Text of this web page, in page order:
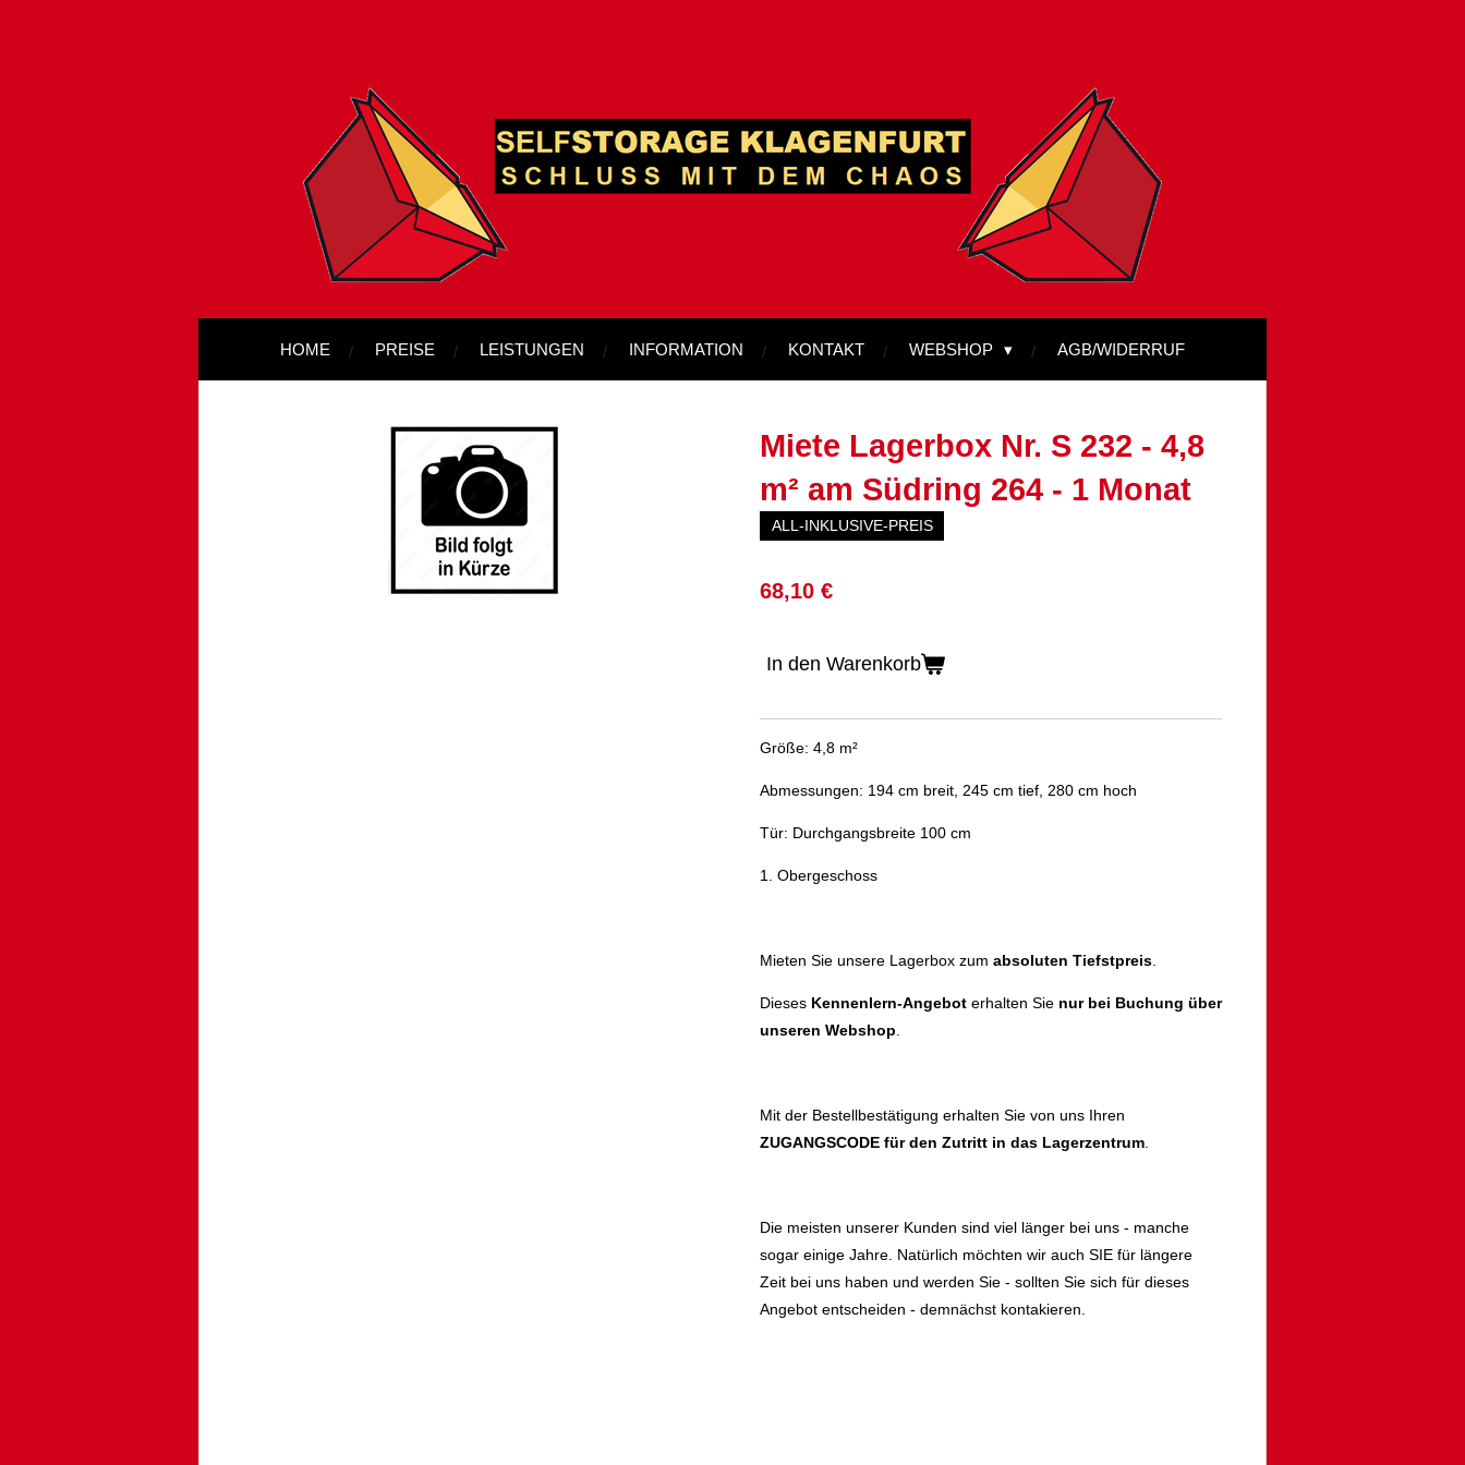
HOME PREISE LEISTUNGEN INFORMATION KONTAKT WEBSHOP AGB/WIDERRUF
Miete Lagerbox Nr. S 232 - 4,8
m² am Südring 264 - 1 Monat
ALL-INKLUSIVE-PREIS
68,10 €
In den Warenkorb
Größe: 4,8 m²
Abmessungen: 194 cm breit, 245 cm tief, 280 cm hoch
Tür: Durchgangsbreite 100 cm
1. Obergeschoss
Mieten Sie unsere Lagerbox zum absoluten Tiefstpreis.
Dieses Kennenlern-Angebot erhalten Sie nur bei Buchung über
unseren Webshop.
Mit der Bestellbestätigung erhalten Sie von uns Ihren
ZUGANGSCODE für den Zutritt in das Lagerzentrum.
Die meisten unserer Kunden sind viel länger bei uns - manche
sogar einige Jahre. Natürlich möchten wir auch SIE für längere
Zeit bei uns haben und werden Sie - sollten Sie sich für dieses
Angebot entscheiden - demnächst kontakieren.